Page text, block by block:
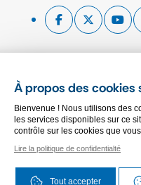
À propos des
Bienvenue ! Nous utilisons des
les services disponibles sur ce
contrôle sur les cookies que
Lire la politique de confidentialté
Tout accepter
CHARTE GRAPHIQUE
MARCHÉS PUBLICS
PLAN DU SITE